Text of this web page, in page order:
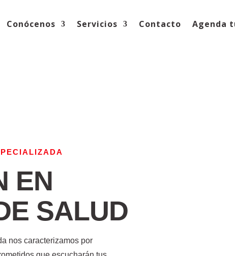
Conócenos Servicios Contacto Agenda
EN
SALUD
nos caracterizamos por